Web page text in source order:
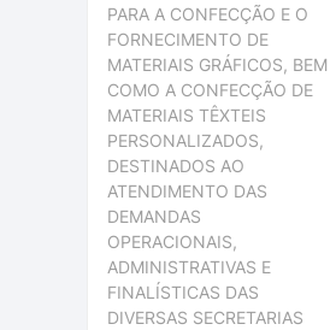
PARA A CONFECÇÃO E O
FORNECIMENTO DE
MATERIAIS GRÁFICOS, BEM
COMO A CONFECÇÃO DE
MATERIAIS TÊXTEIS
PERSONALIZADOS,
DESTINADOS AO
ATENDIMENTO DAS
DEMANDAS
OPERACIONAIS,
ADMINISTRATIVAS E
FINALÍSTICAS DAS
DIVERSAS SECRETARIAS